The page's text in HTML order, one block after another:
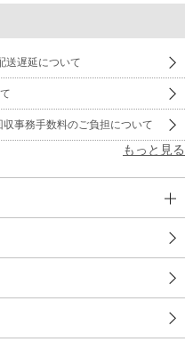
送遅延について
収事務手数料のご負担について
もっと見る